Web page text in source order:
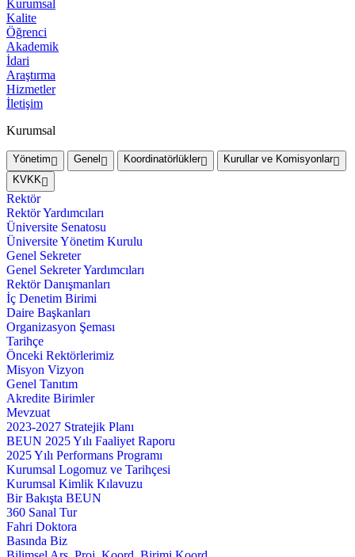
Kurumsal
Kalite
Öğrenci
Akademik
İdari
Araştırma
Hizmetler
İletişim
Kurumsal
Yönetim Genel Koordinatörlükler
Kurullar ve Komisyonlar
KVKK
Rektör
Rektör Yardımcıları
Üniversite Senatosu
Üniversite Yönetim Kurulu
Genel Sekreter
Genel Sekreter Yardımcıları
Rektör Danışmanları
İç Denetim Birimi
Daire Başkanları
Organizasyon Şeması
Tarihçe
Önceki Rektörlerimiz
Misyon Vizyon
Genel Tanıtım
Akredite Birimler
Mevzuat
2023-2027 Stratejik Planı
BEUN 2025 Yılı Faaliyet Raporu
2025 Yılı Performans Programı
Kurumsal Logomuz ve Tarihçesi
Kurumsal Kimlik Kılavuzu
Bir Bakışta BEUN
360 Sanal Tur
Fahri Doktora
Basında Biz